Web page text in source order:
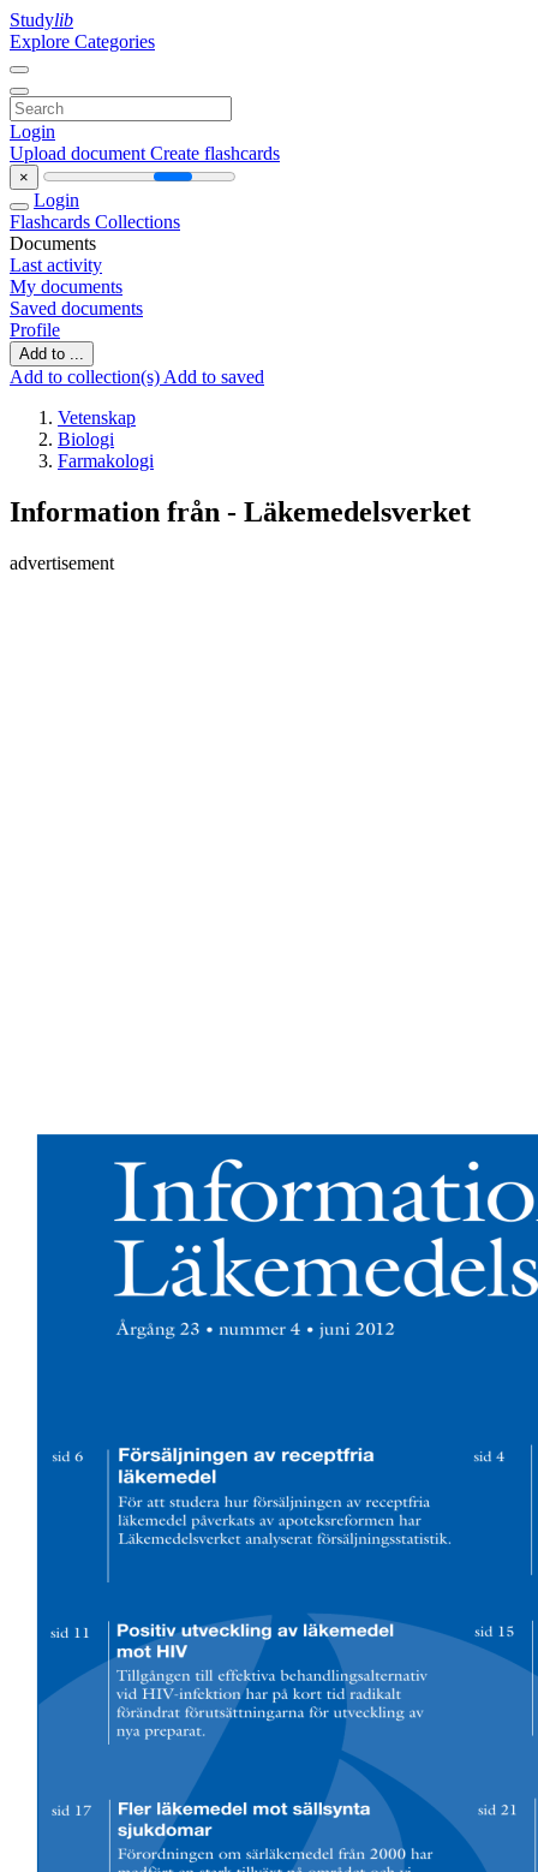
Studylib
Explore Categories
Login
Upload document Create flashcards
×
Login
Flashcards Collections
Documents
Last activity
My documents
Saved documents
Profile
Add to ...
Add to collection(s) Add to saved
Vetenskap
Biologi
Farmakologi
Information från - Läkemedelsverket
advertisement